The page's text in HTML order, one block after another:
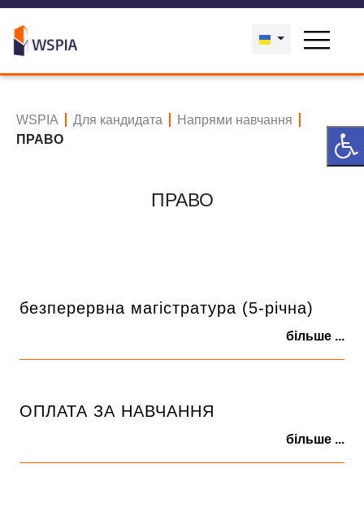
WSPIA Для кандидата
Напрями навчання
ПРАВО
ПРАВО
безперервна магістратура (5-річна)
більше ...
ОПЛАТА ЗА НАВЧАННЯ
більше ...